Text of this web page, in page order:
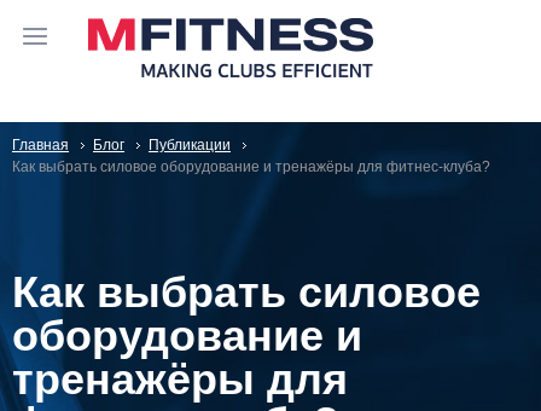
Главная Блог
Публикации
Как выбрать силовое оборудование и тренажёры для фитнес-клуба?
Как выбрать силовое
оборудование и
тренажёры для